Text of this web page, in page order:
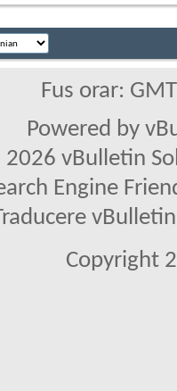
Fus orar:
Powered by
vBulletin
Engine
Copyright